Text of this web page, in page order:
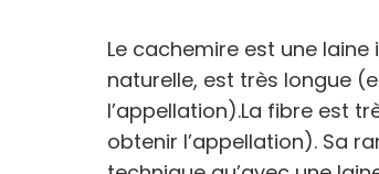
Le cachemire est une laine
naturelle, est très longue
l’appellation).La fibre est
obtenir l’appellation). Sa